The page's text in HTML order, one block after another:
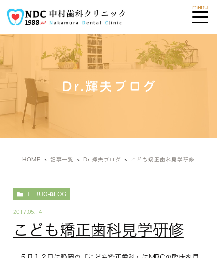
Dr.輝夫ブログ
HOME 記事一覧 Dr.輝夫ブログ こども矯正歯科見学研修
TERUO-BLOG
2017.05.14
こども矯正歯科見学研修